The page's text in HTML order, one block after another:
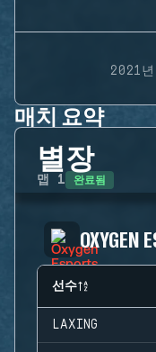
2021
매치 요약
별장
맵 1 완료됨
OXYGEN
선수
LAXING